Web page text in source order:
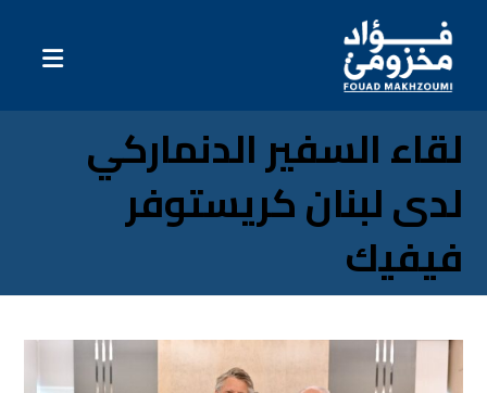
لقاء السفير الدنماركي
لدى لبنان كريستوفر
فيفيك